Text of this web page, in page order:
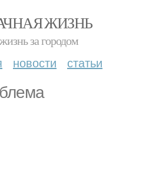
ЖИЗНЬ
жизнь за городом
новости статьи